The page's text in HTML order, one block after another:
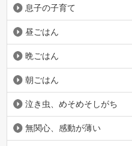
息子の子育て
昼ごはん
晩ごはん
朝ごはん
泣き虫、めそめそしがち
無関心、感動が薄い